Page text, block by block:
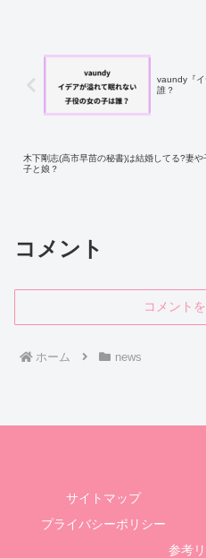
vaundy『イ
誰？
木下剛志(高市早苗の秘書)は結婚してる?妻や
子と娘？
コメント
コメント
ホーム news
サイトマップ
プライバシーポリシー
参考